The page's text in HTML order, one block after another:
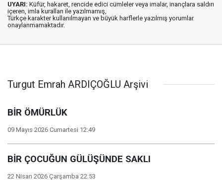
UYARI: Küfür, hakaret, rencide edici cümleler veya imalar, inançlara saldırı
içeren, imla kuralları ile yazılmamış,
Türkçe karakter kullanılmayan ve büyük harflerle yazılmış yorumlar
onaylanmamaktadır.
Turgut Emrah ARDIÇOĞLU Arşivi
BİR ÖMÜRLÜK
09 Mayıs 2026 Cumartesi 12:49
BİR ÇOCUĞUN GÜLÜŞÜNDE SAKLI
22 Nisan 2026 Çarşamba 22:53